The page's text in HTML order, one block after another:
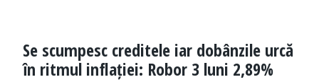
Se scumpesc creditele iar dobânzile urcă
în ritmul inflației: Robor 3 luni 2,89%